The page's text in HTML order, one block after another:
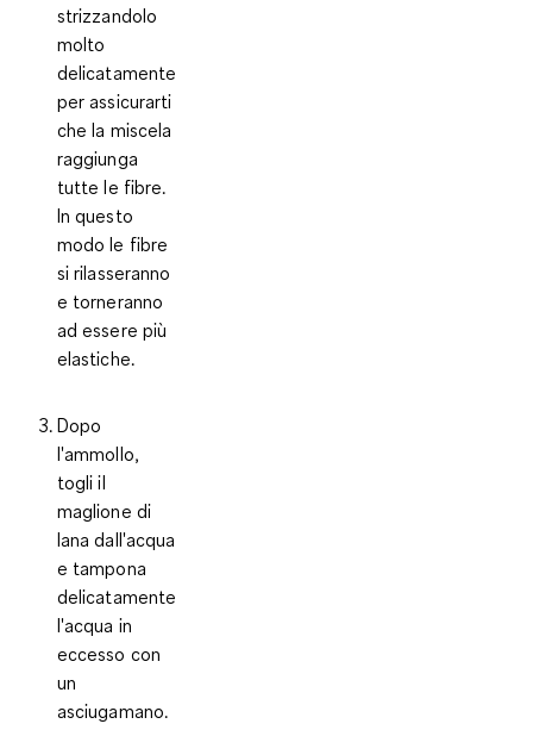
strizzandolo
molto
delicatamente
per assicurarti
che la miscela
raggiunga
tutte le fibre.
In questo
modo le fibre
si rilasseranno
e torneranno
ad essere più
elastiche.
Dopo
l'ammollo,
togli il
maglione di
lana dall'acqua
e tampona
delicatamente
l'acqua in
eccesso con
un
asciugamano.